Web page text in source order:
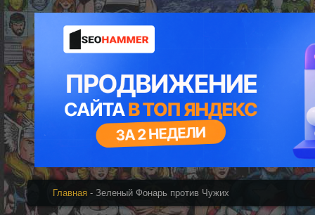
Главная - Зеленый Фонарь против Чужих